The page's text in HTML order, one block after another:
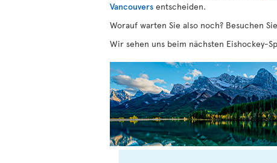
Vancouvers entscheiden.
Worauf warten Sie also noch? Besuchen
Wir sehen uns beim nächsten Eishockey-